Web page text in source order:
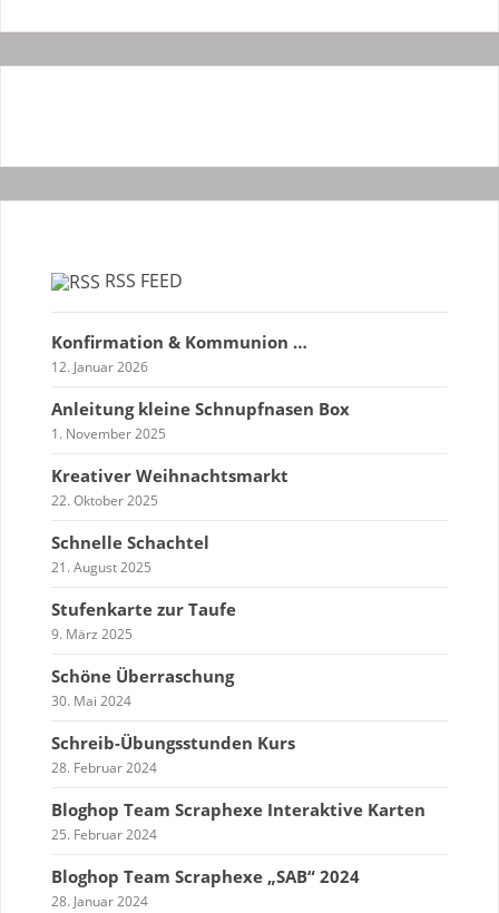
RSS FEED
Konfirmation & Kommunion …
12. Januar 2026
Anleitung kleine Schnupfnasen Box
1. November 2025
Kreativer Weihnachtsmarkt
22. Oktober 2025
Schnelle Schachtel
21. August 2025
Stufenkarte zur Taufe
9. März 2025
Schöne Überraschung
30. Mai 2024
Schreib-Übungsstunden Kurs
28. Februar 2024
Bloghop Team Scraphexe Interaktive Karten
25. Februar 2024
Bloghop Team Scraphexe „SAB“ 2024
28. Januar 2024